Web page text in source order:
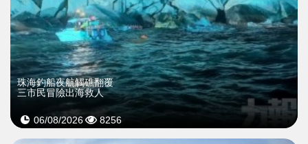
珠海釣船夜航觸礁翻覆
三市民冒險出海救人
06/08/2026 8256